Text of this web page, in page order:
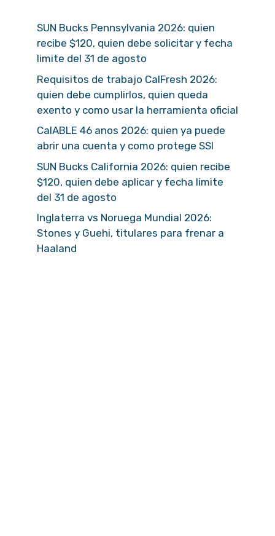
SUN Bucks Pennsylvania 2026: quien
recibe $120, quien debe solicitar y fecha
limite del 31 de agosto
Requisitos de trabajo CalFresh 2026:
quien debe cumplirlos, quien queda
exento y como usar la herramienta oficial
CalABLE 46 anos 2026: quien ya puede
abrir una cuenta y como protege SSI
SUN Bucks California 2026: quien recibe
$120, quien debe aplicar y fecha limite
del 31 de agosto
Inglaterra vs Noruega Mundial 2026:
Stones y Guehi, titulares para frenar a
Haaland